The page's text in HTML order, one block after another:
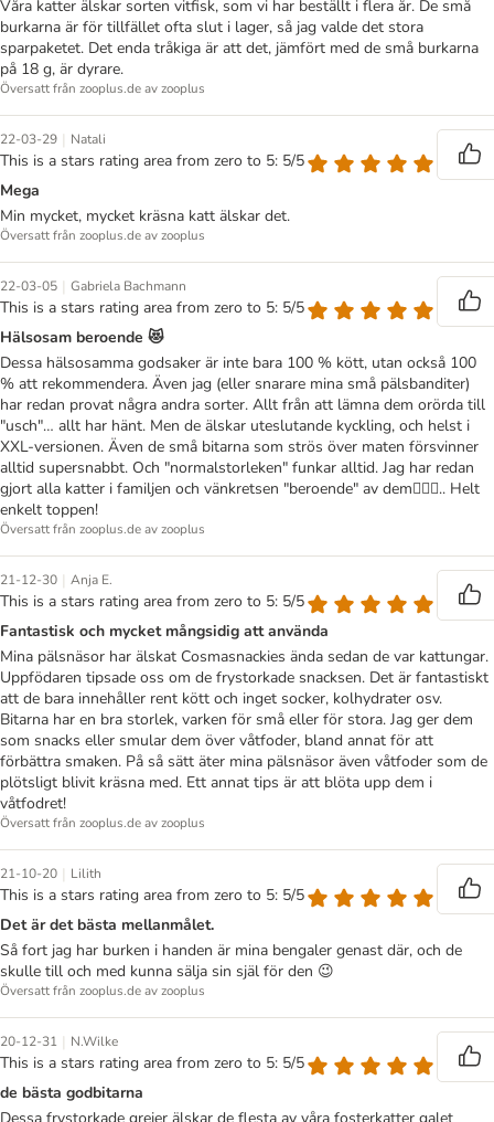
Våra katter älskar sorten vitfisk, som vi har beställt i flera år. De små
burkarna är för tillfället ofta slut i lager, så jag valde det stora
sparpaketet. Det enda tråkiga är att det, jämfört med de små burkarna
på 18 g, är dyrare.
Översatt från zooplus.de av zooplus
22-03-29 | Natali
This is a stars rating area from zero to 5: 5/5
Mega
Min mycket, mycket kräsna katt älskar det.
Översatt från zooplus.de av zooplus
22-03-05 | Gabriela Bachmann
This is a stars rating area from zero to 5: 5/5
Hälsosam beroende 😻
Dessa hälsosamma godsaker är inte bara 100 % kött, utan också 100
% att rekommendera. Även jag (eller snarare mina små pälsbanditer)
har redan provat några andra sorter. Allt från att lämna dem orörda till
"usch"… allt har hänt. Men de älskar uteslutande kyckling, och helst i
XXL-versionen. Även de små bitarna som strös över maten försvinner
alltid supersnabbt. Och "normalstorleken" funkar alltid. Jag har redan
gjort alla katter i familjen och vänkretsen "beroende" av dem👍🏼😻.. Helt
enkelt toppen!
Översatt från zooplus.de av zooplus
21-12-30 | Anja E.
This is a stars rating area from zero to 5: 5/5
Fantastisk och mycket mångsidig att använda
Mina pälsnäsor har älskat Cosmasnackies ända sedan de var kattungar.
Uppfödaren tipsade oss om de frystorkade snacksen. Det är fantastiskt
att de bara innehåller rent kött och inget socker, kolhydrater osv.
Bitarna har en bra storlek, varken för små eller för stora. Jag ger dem
som snacks eller smular dem över våtfoder, bland annat för att
förbättra smaken. På så sätt äter mina pälsnäsor även våtfoder som de
plötsligt blivit kräsna med. Ett annat tips är att blöta upp dem i
våtfodret!
Översatt från zooplus.de av zooplus
21-10-20 | Lilith
This is a stars rating area from zero to 5: 5/5
Det är det bästa mellanmålet.
Så fort jag har burken i handen är mina bengaler genast där, och de
skulle till och med kunna sälja sin själ för den 😉
Översatt från zooplus.de av zooplus
20-12-31 | N.Wilke
This is a stars rating area from zero to 5: 5/5
de bästa godbitarna